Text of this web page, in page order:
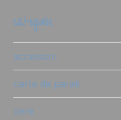
categorie
accessori
carta da parati
cere